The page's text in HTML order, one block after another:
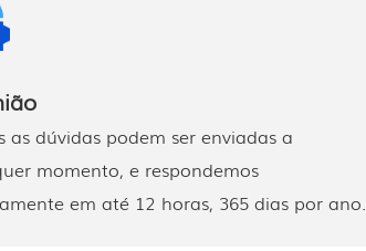
as dúvidas podem ser enviadas a
momento, e respondemos
em até 12 horas, 365 dias por ano.